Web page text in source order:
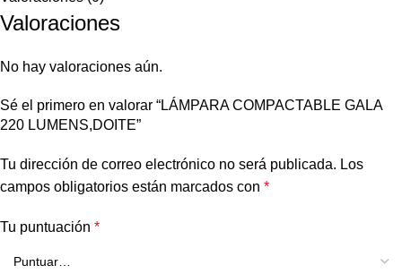
Valoraciones
No hay valoraciones aún.
Sé el primero en valorar “LÁMPARA COMPACTABLE GALA
220 LUMENS,DOITE”
Tu dirección de correo electrónico no será publicada. Los
campos obligatorios están marcados con *
Tu puntuación *